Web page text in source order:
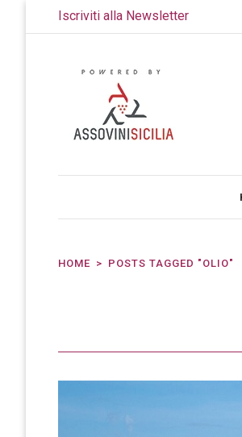
Iscriviti alla Newsletter
HOME POSTS TAGGED "OLIO"